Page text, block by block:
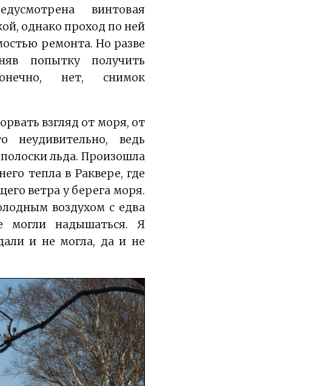
винтовая
однако проход по ней
ремонта. Но разве
попытку получить
нет, снимок
взгляд от моря, от
неудивительно, ведь
льда. Произошла
тепла в Раквере, где
ветра у берега моря.
воздухом с едва
могли надышаться. Я
и не могла, да и не